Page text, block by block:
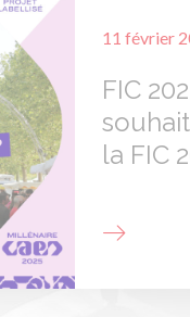
11 février
FIC
la FIC